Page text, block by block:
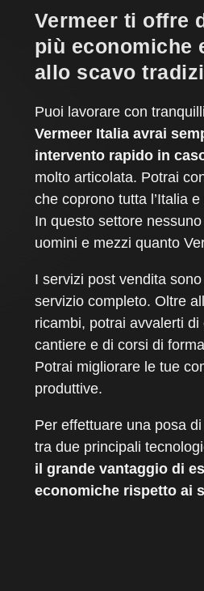
Vermeer ti offre
più economiche
allo scavo
Puoi lavorare con
Vermeer Italia avrai
intervento rapido in
molto articolata. Potrai
che coprono tutta l’Italia
In questo settore
uomini e mezzi quanto
I servizi post vendita
servizio completo. Oltre
ricambi, potrai avvalerti
cantiere e di corsi di
Potrai migliorare le tue
produttive.
Per effettuare una posa
tra due principali
il grande vantaggio di
economiche rispetto ai